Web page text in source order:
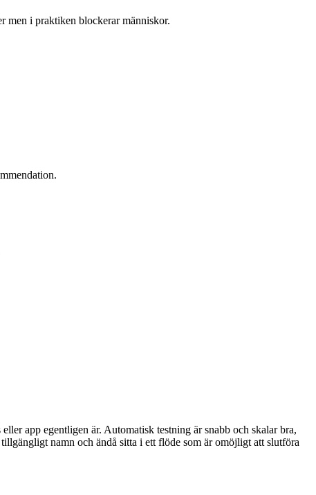
men i praktiken blockerar människor.
app egentligen är. Automatisk testning är snabb och skalar bra,
namn och ändå sitta i ett flöde som är omöjligt att slutföra